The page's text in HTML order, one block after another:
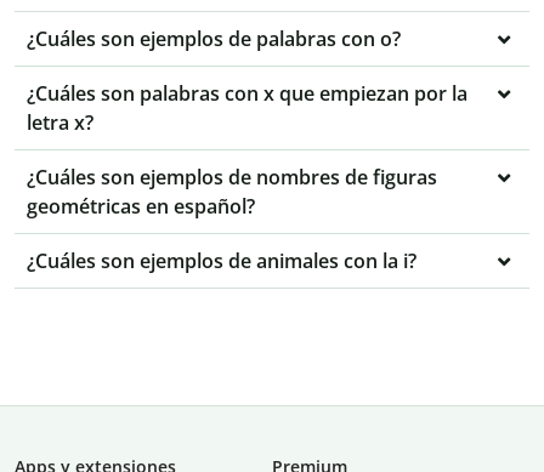
¿Cuáles son ejemplos de palabras con o?
¿Cuáles son palabras con x que empiezan por la
letra x?
¿Cuáles son ejemplos de nombres de figuras
geométricas en español?
¿Cuáles son ejemplos de animales con la i?
Apps y extensiones
Premium